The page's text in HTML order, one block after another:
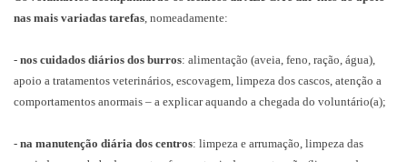
nas mais variadas tarefas, nomeadamente:
- nos cuidados diários dos burros: alimentação (aveia, feno, ração, água),
apoio a tratamentos veterinários, escovagem, limpeza dos cascos, atenção a
comportamentos anormais – a explicar aquando a chegada do voluntário(a);
- na manutenção diária dos centros: limpeza e arrumação, limpeza das